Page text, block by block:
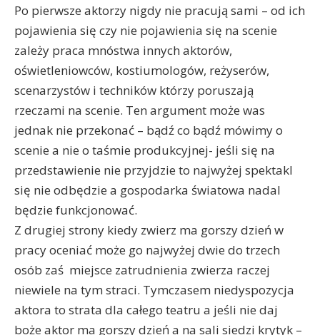
Po pierwsze aktorzy nigdy nie pracują sami – od ich
pojawienia się czy nie pojawienia się na scenie
zależy praca mnóstwa innych aktorów,
oświetleniowców, kostiumologów, reżyserów,
scenarzystów i techników którzy poruszają
rzeczami na scenie. Ten argument może was
jednak nie przekonać – bądź co bądź mówimy o
scenie a nie o taśmie produkcyjnej- jeśli się na
przedstawienie nie przyjdzie to najwyżej spektakl
się nie odbędzie a gospodarka światowa nadal
będzie funkcjonować.
Z drugiej strony kiedy zwierz ma gorszy dzień w
pracy oceniać może go najwyżej dwie do trzech
osób zaś miejsce zatrudnienia zwierza raczej
niewiele na tym straci. Tymczasem niedyspozycja
aktora to strata dla całego teatru a jeśli nie daj
boże aktor ma gorszy dzień a na sali siedzi krytyk –